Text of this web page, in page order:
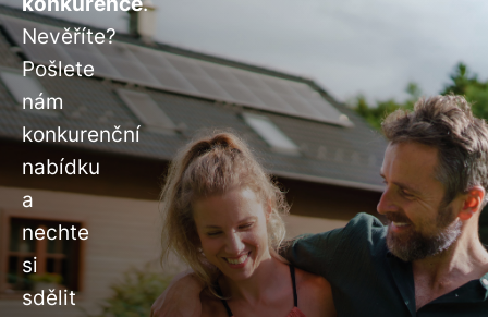
Nevěříte?
Pošlete
nám
konkurenční
nabídku
a
nechte
si
sdělit